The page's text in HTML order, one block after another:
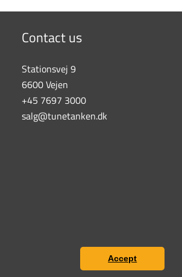
Accept
Contact us
Stationsvej 9
6600 Vejen
+45 7697 3000
salg@tunetanken.dk